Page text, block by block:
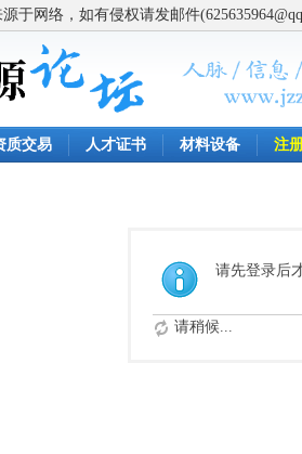
于网络，如有侵权请发邮件
质交易 人才证书 材料设备 注
请先登录后
请稍候...